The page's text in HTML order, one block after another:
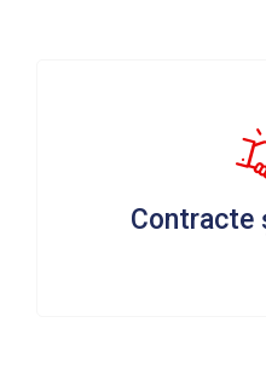
Contracte